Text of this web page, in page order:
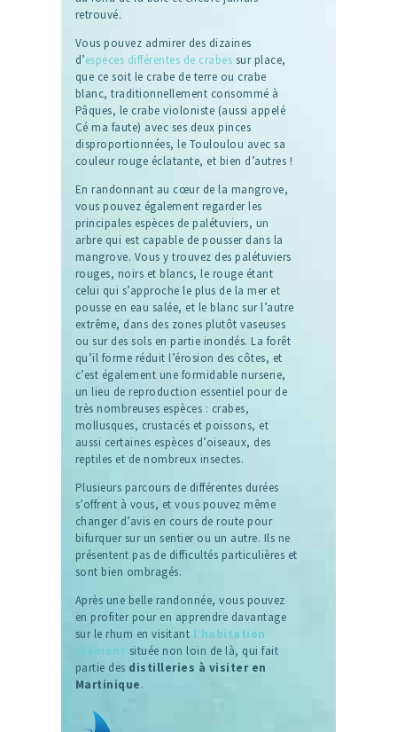
retrouvé.
Vous pouvez admirer des dizaines
d’espèces différentes de crabes sur place,
que ce soit le crabe de terre ou crabe
blanc, traditionnellement consommé à
Pâques, le crabe violoniste (aussi appelé
Cé ma faute) avec ses deux pinces
disproportionnées, le Touloulou avec sa
couleur rouge éclatante, et bien d’autres !
En randonnant au cœur de la mangrove,
vous pouvez également regarder les
principales espèces de palétuviers, un
arbre qui est capable de pousser dans la
mangrove. Vous y trouvez des palétuviers
rouges, noirs et blancs, le rouge étant
celui qui s’approche le plus de la mer et
pousse en eau salée, et le blanc sur l’autre
extrême, dans des zones plutôt vaseuses
ou sur des sols en partie inondés. La forêt
qu’il forme réduit l’érosion des côtes, et
c’est également une formidable nurserie,
un lieu de reproduction essentiel pour de
très nombreuses espèces : crabes,
mollusques, crustacés et poissons, et
aussi certaines espèces d’oiseaux, des
reptiles et de nombreux insectes.
Plusieurs parcours de différentes durées
s’offrent à vous, et vous pouvez même
changer d’avis en cours de route pour
bifurquer sur un sentier ou un autre. Ils ne
présentent pas de difficultés particulières et
sont bien ombragés.
Après une belle randonnée, vous pouvez
en profiter pour en apprendre davantage
sur le rhum en visitant l’habitation
Clément située non loin de là, qui fait
partie des distilleries à visiter en
Martinique.